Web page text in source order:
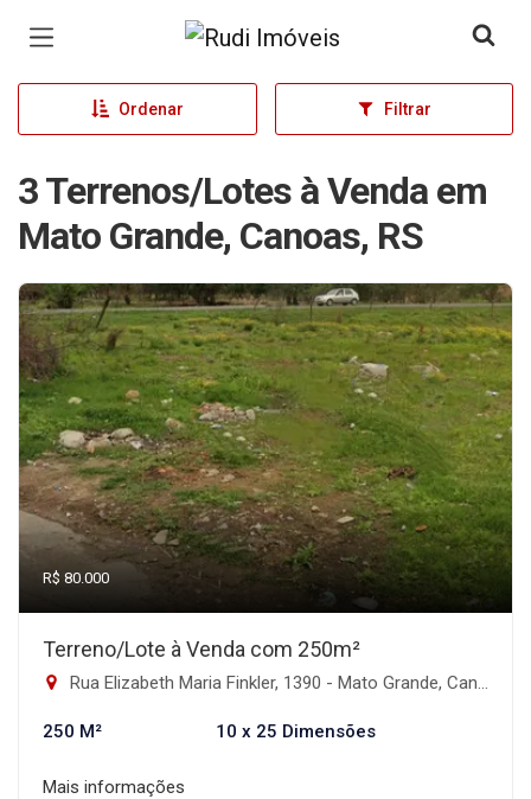
Página inicial
Ordenar Filtrar
3 Terrenos/Lotes à Venda em
Mato Grande, Canoas, RS
R$ 80.000
Terreno/Lote à Venda com 250m²
Rua Elizabeth Maria Finkler, 1390 - Mato Grande, Canoas-RS
250 M² 10 x 25 Dimensões
Mais informações